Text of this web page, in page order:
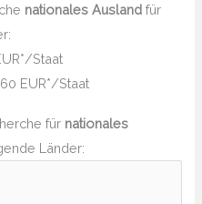
nationales Ausland für
Staat
EUR*/Staat
für nationales
Länder: